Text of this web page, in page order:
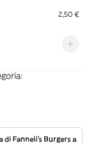
2,50 €
di Fanneli's Burgers a